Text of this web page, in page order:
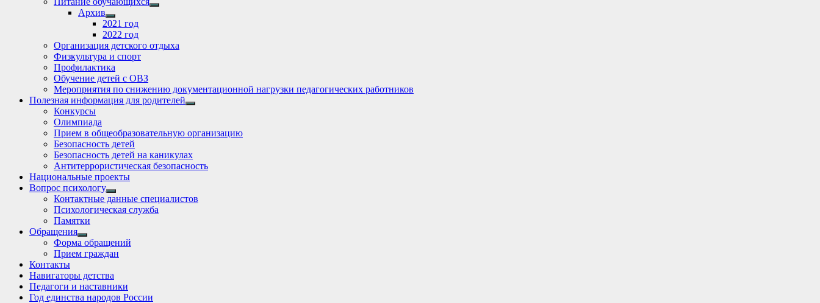
Show
Архив
Show
sub
menu
2021 год
2022 год
Организация детского отдыха
Физкультура и спорт
Профилактика
Обучение детей с ОВЗ
Мероприятия по снижению документационной нагрузки педагогических работников
Полезная информация для родителей
Show
Конкурсы
Олимпиада
Прием в общеобразовательную организацию
Безопасность детей
Безопасность детей на каникулах
Антитеррористическая безопасность
Национальные проекты
Вопрос психологу
Show
sub
menu
Контактные данные специалистов
Психологическая служба
Памятки
Обращения
Show
sub
menu
Форма обращений
Прием граждан
Контакты
Навигаторы детства
Педагоги и наставники
Год единства народов России